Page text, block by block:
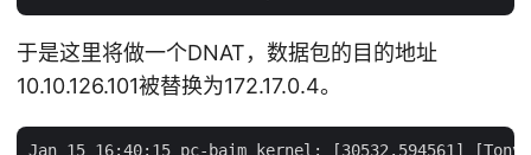
于是这里将做一个DNAT，数据包的目的地址
10.10.126.101被替换为172.17.0.4。
Jan 15 16:40:15 pc-baim kernel: [30532.594561] [TonyBai]-